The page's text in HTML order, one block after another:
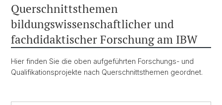
Querschnittsthemen
bildungswissenschaftlicher und
fachdidaktischer Forschung am IBW
Hier finden Sie die oben aufgeführten Forschungs- und
Qualifikationsprojekte nach Querschnittsthemen geordnet.